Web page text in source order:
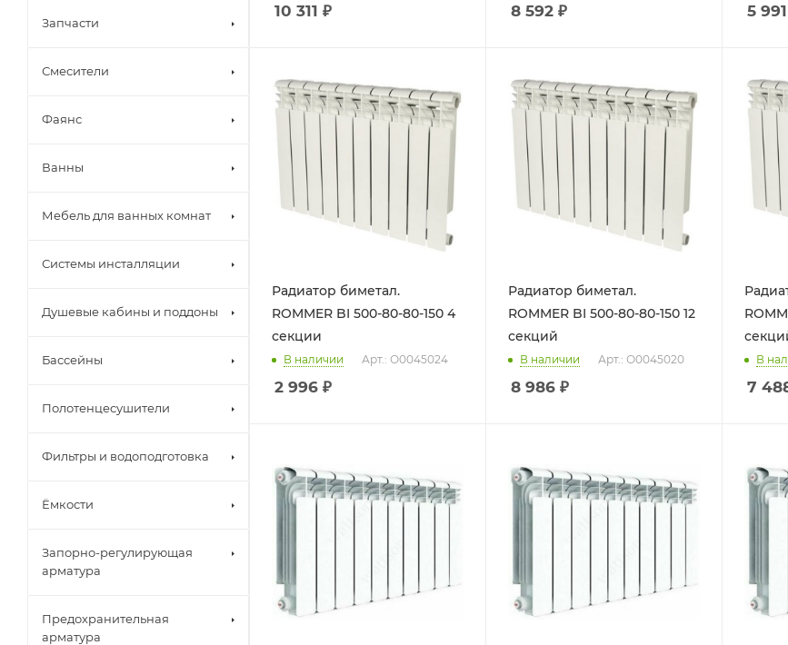
10 311 ₽ 8 592₽ 5 991
Радиатор биметал.
ROMMER BI 500-80-80-150 4
секции
В наличии Арт.: О0045024
2 996 ₽
Радиатор биметал.
ROMMER BI 500-80-80-150 12
секций
В наличии Арт.: О0045020
8 986₽
В
7
Запчасти
Смесители
Фаянс
Ванны
Мебель для ванных комнат
Системы инсталляции
Душевые кабины и поддоны
Бассейны
Полотенцесушители
Фильтры и водоподготовка
Ёмкости
Запорно-регулирующая
арматура
Предохранительная
арматура